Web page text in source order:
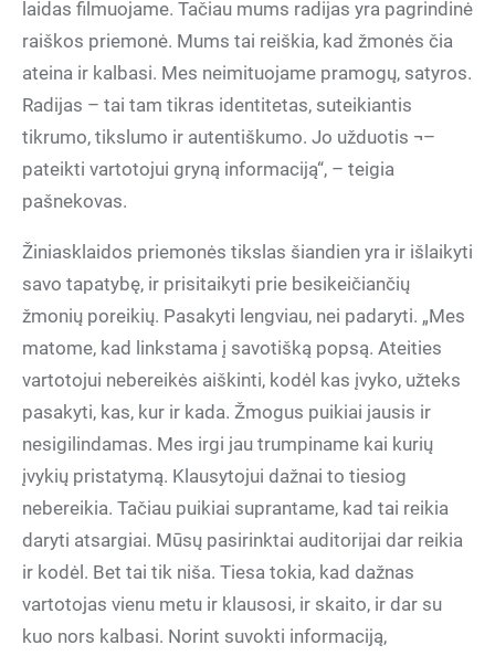
laidas filmuojame. Tačiau mums radijas yra pagrindinė
raiškos priemonė. Mums tai reiškia, kad žmonės čia
ateina ir kalbasi. Mes neimituojame pramogų, satyros.
Radijas – tai tam tikras identitetas, suteikiantis
tikrumo, tikslumo ir autentiškumo. Jo užduotis ¬–
pateikti vartotojui gryną informaciją“, – teigia
pašnekovas.
Žiniasklaidos priemonės tikslas šiandien yra ir išlaikyti
savo tapatybę, ir prisitaikyti prie besikeičiančių
žmonių poreikių. Pasakyti lengviau, nei padaryti. „Mes
matome, kad linkstama į savotišką popsą. Ateities
vartotojui nebereikės aiškinti, kodėl kas įvyko, užteks
pasakyti, kas, kur ir kada. Žmogus puikiai jausis ir
nesigilindamas. Mes irgi jau trumpiname kai kurių
įvykių pristatymą. Klausytojui dažnai to tiesiog
nebereikia. Tačiau puikiai suprantame, kad tai reikia
daryti atsargiai. Mūsų pasirinktai auditorijai dar reikia
ir kodėl. Bet tai tik niša. Tiesa tokia, kad dažnas
vartotojas vienu metu ir klausosi, ir skaito, ir dar su
kuo nors kalbasi. Norint suvokti informaciją,